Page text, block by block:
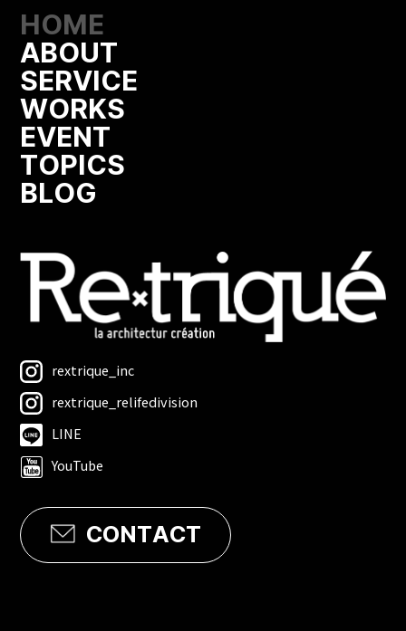
しくは、それと合理的な関連性のある範囲内で、業務の遂行
上必要な限りにおいて利用します。
個人情報の第三者提供
当社は、法令に定める場合を除き、個人情報を事前に本人の
同意を得ることなく第三者に提供しません。
個人情報の管理
当社は、個人情報の正確性および最新性を保ち、安全に管理
ます。
個人情報の開示・訂正・利用停止・消去
当社は、本人が個人情報について、開示・訂正・利用停止・消
去などを求める権利を有していることを認識し、個人情報
たがって速やかに対応します。
HOME
ABOUT
SERVICE
WORKS
EVENT
TOPICS
BLOG
rextrique_inc
rextrique_relifedivision
LINE
YouTube
CONTACT